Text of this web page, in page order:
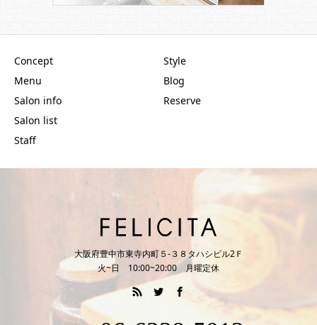
Concept
Menu
Salon info
Salon list
Staff
Style
Blog
Reserve
大阪府豊中市東寺内町５‐３８タハシビル2Ｆ
火~日 10:00~20:00 月曜定休